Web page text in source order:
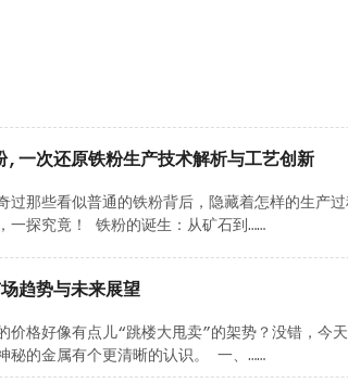
,一次还原铁粉生产技术解析与工艺创新
过那些看似普通的铁粉背后，隐藏着怎样的生产
一探究竟！ 铁粉的诞生：从矿石到……
趋势与未来展望
价格好像有点儿“跳楼大甩卖”的架势？没错，今
秘的金属有个更清晰的认识。 一、……